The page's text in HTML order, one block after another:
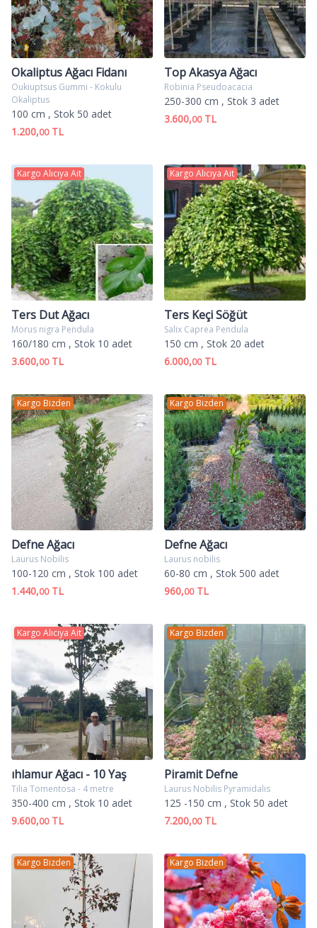
Okaliptus Ağacı Fidanı
Oukiuptsus Gummi - Kokulu
Okaliptus
100 cm , Stok 50 adet
1.200,00TL
Top Akasya Ağacı
Robinia Pseudoacacia
250-300 cm , Stok 3 adet
3.600,00TL
Kargo Alıcıya Ait
Ters Dut Ağacı
Morus nigra Pendula
160/180 cm , Stok 10 adet
3.600,00TL
Kargo Alıcıya Ait
Ters Keçi Söğüt
Salix Caprea Pendula
150 cm , Stok 20 adet
6.000,00TL
Kargo Bizden
Defne Ağacı
Laurus Nobilis
100-120 cm , Stok 100 adet
1.440,00TL
Kargo Bizden
Defne Ağacı
Laurus nobilis
60-80 cm , Stok 500 adet
960,00TL
Kargo Alıcıya Ait
ıhlamur Ağacı - 10 Yaş
Tilia Tomentosa - 4 metre
350-400 cm , Stok 10 adet
9.600,00TL
Kargo Bizden
Piramit Defne
Laurus Nobilis Pyramidalis
125 -150 cm , Stok 50 adet
7.200,00TL
Kargo Bizden Kargo Bizden